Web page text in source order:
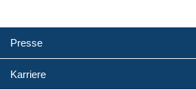
Presse
Karriere